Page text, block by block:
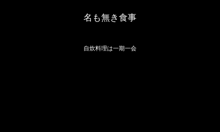
名も無き食事
自炊料理は一期一会